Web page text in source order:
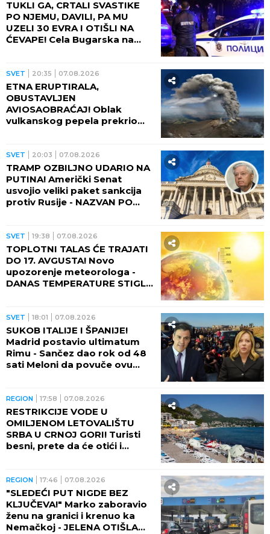
TUKLI GA, CRTALI SVASTIKE
PO NJEMU, DAVILI, PA MU
UZELI 30 EVRA I OTIŠLI NA
ĆEVAPE! Cela Bugarska na
MALOLETNIKA, UVUKLI GA U
JEZIVU ZAMKU!
SVET 20:35 07.08.2026
ETNA ERUPTIRALA,
OBUSTAVLJEN
AVIOSAOBRAĆAJ! Oblak
vulkanskog pepela prekrio
SVET 20:03 07.08.2026
TRAMP OZBILJNO UDARIO NA
PUTINA! Američki Senat
usvojio veliki paket sankcija
protiv Rusije - NAZVAN PO
SVET 19:38 07.08.2026
TOPLOTNI TALAS ĆE TRAJATI
DO 17. AVGUSTA! Novo
upozorenje meteorologa -
DANAS TEMPERATURE STIGLE
SVET 18:01 07.08.2026
SUKOB ITALIJE I ŠPANIJE!
Madrid postavio ultimatum
Rimu - Sančez dao rok od 48
sati Meloni da povuče ovu
REGION 17:58 07.08.2026
RESTRIKCIJE VODE U
OMILJENOM LETOVALIŠTU
SRBA U CRNOJ GORI! Turisti
besni, prete da će otići i
REGION 17:46 07.08.2026
"SLEDEĆI PUT NIGDE BEZ
KLJUČEVA!" Marko zaboravio
ženu na granici i krenuo ka
Nemačkoj - JELENA OTIŠLA